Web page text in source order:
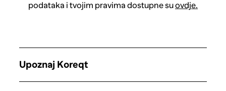
podataka i tvojim pravima dostupne suovdje.
Upoznaj Koreqt